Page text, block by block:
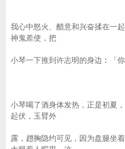
我心中怒火、醋意和兴奋揉在一
神鬼差使，把
小琴一下推到许志明的身边︰「你
小琴喝了酒身体发热，正是初夏
起伏，玉臂外
露，趐胸隐约可见，因为盘腿坐